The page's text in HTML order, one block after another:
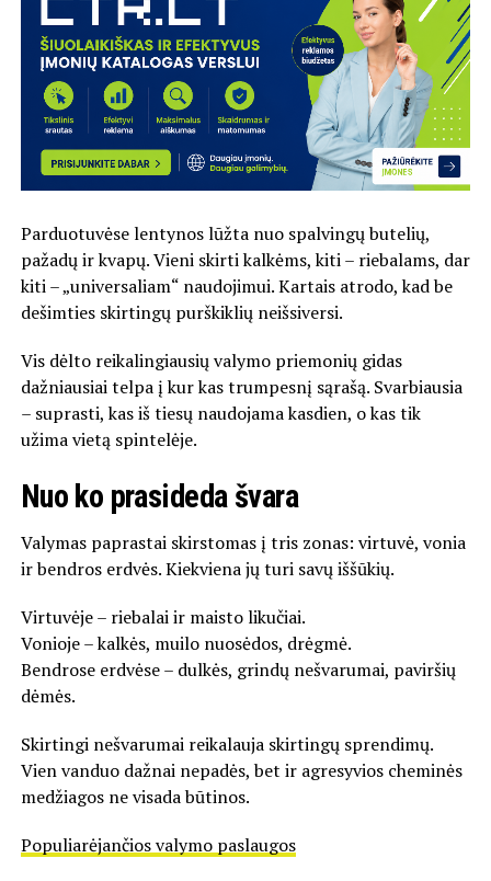
Parduotuvėse lentynos lūžta nuo spalvingų butelių,
pažadų ir kvapų. Vieni skirti kalkėms, kiti – riebalams, dar
kiti – „universaliam“ naudojimui. Kartais atrodo, kad be
dešimties skirtingų purškiklių neišsiversi.
Vis dėlto reikalingiausių valymo priemonių gidas
dažniausiai telpa į kur kas trumpesnį sąrašą. Svarbiausia
– suprasti, kas iš tiesų naudojama kasdien, o kas tik
užima vietą spintelėje.
Nuo ko prasideda švara
Valymas paprastai skirstomas į tris zonas: virtuvė, vonia
ir bendros erdvės. Kiekviena jų turi savų iššūkių.
Virtuvėje – riebalai ir maisto likučiai.
Vonioje – kalkės, muilo nuosėdos, drėgmė.
Bendrose erdvėse – dulkės, grindų nešvarumai, paviršių
dėmės.
Skirtingi nešvarumai reikalauja skirtingų sprendimų.
Vien vanduo dažnai nepadės, bet ir agresyvios cheminės
medžiagos ne visada būtinos.
Populiarėjančios valymo paslaugos